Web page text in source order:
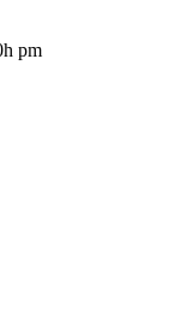
pm